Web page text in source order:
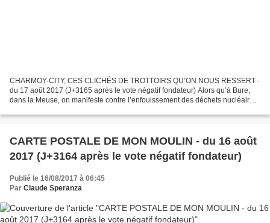
CHARMOY-CITY, CES CLICHÉS DE TROTTOIRS QU’ON NOUS RESSERT -
du 17 août 2017 (J+3165 après le vote négatif fondateur) Alors qu’à Bure,
dans la Meuse, on manifeste contre l’enfouissement des déchets nucléaires,
CARTE POSTALE DE MON MOULIN - du 16 août
2017 (J+3164 après le vote négatif fondateur)
Publié le 16/08/2017 à 06:45
Par Claude Speranza